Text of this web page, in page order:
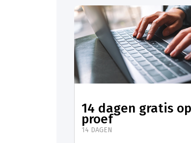
14 dagen gratis op
proef
14 DAGEN